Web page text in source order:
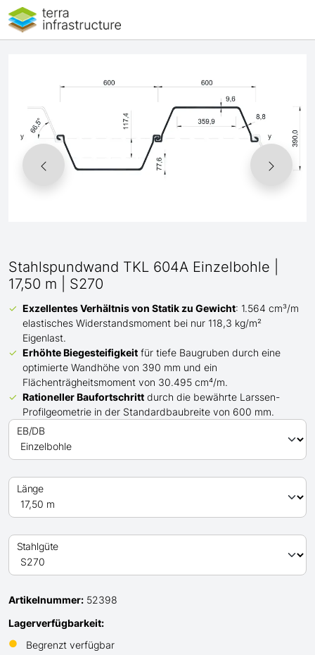
Stahlspundwand TKL 604A Einzelbohle |
17,50 m | S270
Exzellentes Verhältnis von Statik zu Gewicht: 1.564 cm³/m
elastisches Widerstandsmoment bei nur 118,3 kg/m²
Eigenlast.
Erhöhte Biegesteifigkeit für tiefe Baugruben durch eine
optimierte Wandhöhe von 390 mm und ein
Flächenträgheitsmoment von 30.495 cm⁴/m.
Rationeller Baufortschritt durch die bewährte Larssen-
Profilgeometrie in der Standardbaubreite von 600 mm.
EB/DB
Länge
Stahlgüte
Artikelnummer: 52398
Lagerverfügbarkeit:
●
Begrenzt verfügbar